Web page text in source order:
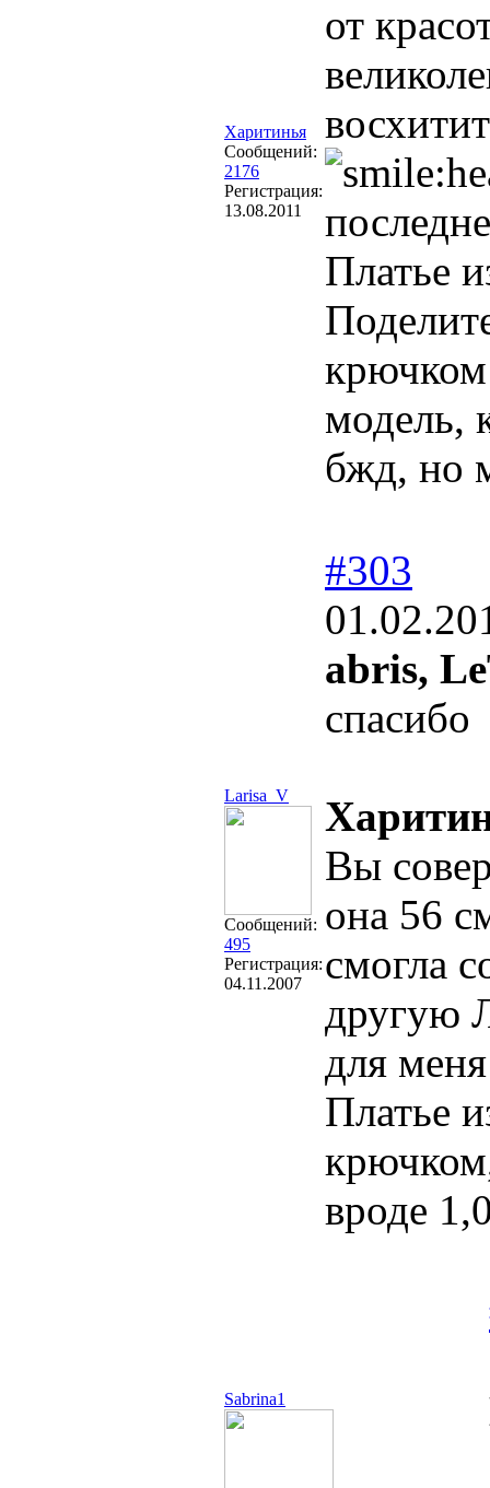
Харитинья
Сообщений:
2176
Регистрация:
13.08.2011
от
Платье
крючком
модель,
бжд, но
Larisa_V
Сообщений:
495
Регистрация:
04.11.2007
#303
abris,
спасибо
Вы
она 56
смогла
другую
для
Платье
вроде
Sabrina1